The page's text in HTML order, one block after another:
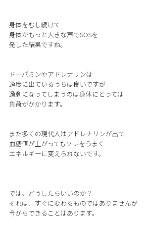
身体をむし続けて
身体がもっと大きな声でSOSを
発した結果ですね。
ドーパミンやアドレナリンは
適度に出ているうちは良いですが
過剰になってしまうのは身体にとっては
負荷がかかります。
また多くの現代人はアドレナリンが出て
血糖値が上がってもソレをうまく
エネルギーに変えられないです。
では、どうしたらいいのか？
それは、すぐに変わるものではありませんが
今からできることはあります。